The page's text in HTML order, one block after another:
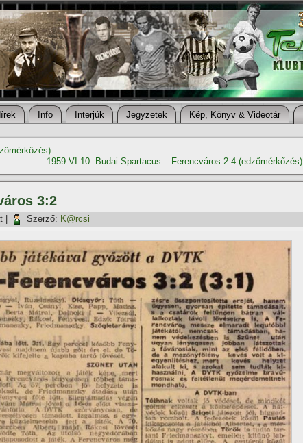
Info Interjúk Jegyzetek Kép, Könyv & Videotár
1959.VI.10. Budai Spartacus – Ferencváros 2:4 (edzőmérkőzés)
3:2
Szerző: K@rcsi